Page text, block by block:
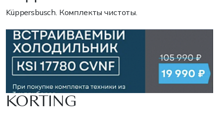
Küppersbusch. Комплекты чистоты.
KORTING